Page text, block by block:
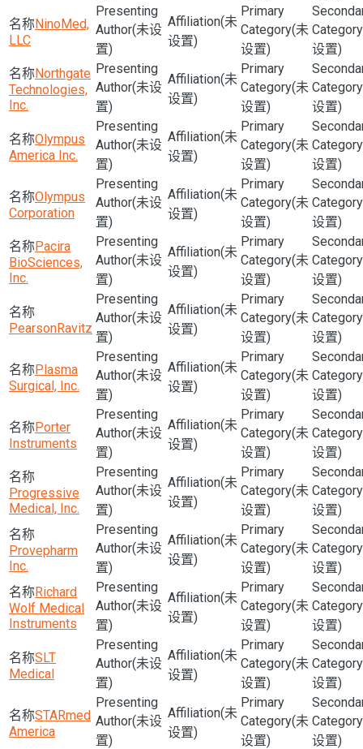
NinoMed,
LLC
(未设
置)
(未
设置)
(未
设置)
设置)
Northgate
Technologies,
Inc.
(未设
置)
(未
设置)
(未
设置)
设置)
Olympus
America Inc.
(未设
置)
(未
设置)
(未
设置)
设置)
Olympus
Corporation
(未设
置)
(未
设置)
(未
设置)
设置)
Pacira
BioSciences,
Inc.
(未设
置)
(未
设置)
(未
设置)
设置)
PearsonRavitz
(未设
置)
(未
设置)
(未
设置)
设置)
Plasma
Surgical, Inc.
(未设
置)
(未
设置)
(未
设置)
设置)
Porter
Instruments
(未设
置)
(未
设置)
(未
设置)
设置)
Progressive
Medical, Inc.
(未设
置)
(未
设置)
(未
设置)
设置)
Provepharm
Inc.
(未设
置)
(未
设置)
(未
设置)
设置)
Richard
Wolf Medical
Instruments
(未设
置)
(未
设置)
(未
设置)
设置)
SLT
Medical
(未设
置)
(未
设置)
(未
设置)
设置)
STARmed
America
(未设
置)
(未
设置)
(未
设置)
设置)